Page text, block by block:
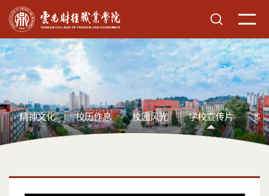
精神文化 校历作息 校园风光 学校宣传片 财